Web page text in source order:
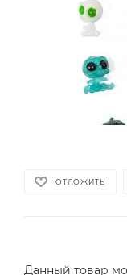
ОТЛОЖИТЬ
Данный товар